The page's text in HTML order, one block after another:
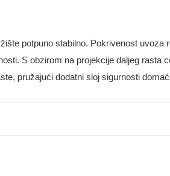
potpuno stabilno. Pokrivenost uvoza
S obzirom na projekcije daljeg rasta
pružajući dodatni sloj sigurnosti